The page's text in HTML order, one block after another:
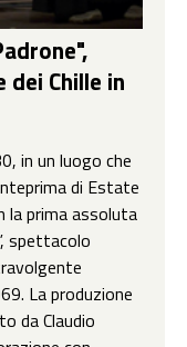
Chille in
in un luogo che
di Estate
la prima assoluta
spettacolo
La produzione
da Claudio